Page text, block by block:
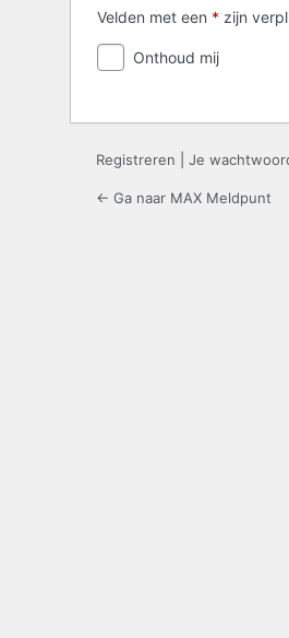
Velden met een * zijn
Onthoud mij
Registreren Je
← Ga naar MAX Meldpunt